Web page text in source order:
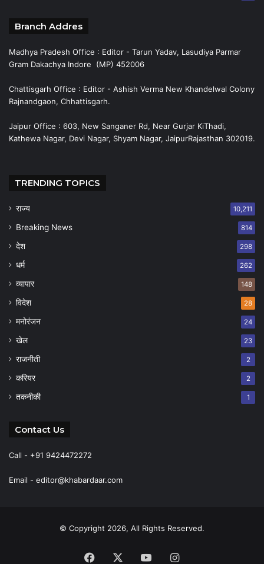
Branch Addres
Madhya Pradesh Office : Editor - Tarun Yadav, Lasudiya Parmar
Gram Dakachya Indore (MP) 452006
Chattisgarh Office : Editor - Ashish Verma New Khandelwal Colony
Rajnandgaon, Chhattisgarh.
Jaipur Office : 603, New Sanganer Rd, Near Gurjar KiThadi,
Kathewa Nagar, Devi Nagar, Shyam Nagar, JaipurRajasthan 302019.
TRENDING TOPICS
राज्य 10,211
Breaking News 814
देश 298
धर्म 262
व्यापार 148
विदेश 28
मनोरंजन 24
खेल 23
राजनीती 2
करियर 2
तकनीकी 1
Contact Us
Call - +91 9424472272
Email - editor@khabardaar.com
© Copyright 2026, All Rights Reserved.
Facebook YouTubeInstagram